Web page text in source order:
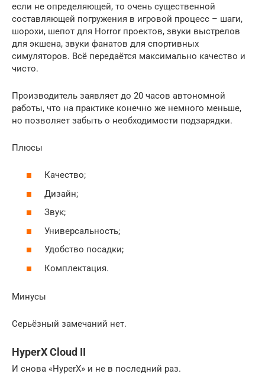
если не определяющей, то очень существенной
составляющей погружения в игровой процесс – шаги,
шорохи, шепот для Horror проектов, звуки выстрелов
для экшена, звуки фанатов для спортивных
симуляторов. Всё передаётся максимально качество и
чисто.
Производитель заявляет до 20 часов автономной
работы, что на практике конечно же немного меньше,
но позволяет забыть о необходимости подзарядки.
Плюсы
Качество;
Дизайн;
Звук;
Универсальность;
Удобство посадки;
Комплектация.
Минусы
Серьёзный замечаний нет.
HyperX Cloud II
И снова «HyperX» и не в последний раз.